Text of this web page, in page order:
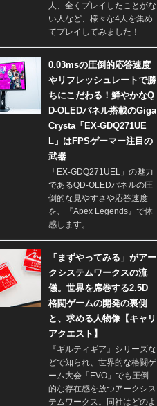
人、全くプレイしたことがな
い人など、様々な4人を集め
てプレイしてみました！
0.03msの圧倒的応答速度
やリフレッシュレートで勝
ちにこだわる！鮮やかなQ
D-OLEDパネル搭載のGiga
Crysta「EX-GDQ271UE
L」はFPSゲーマー注目の
武器
「EX-GDQ271UEL」の魅力
であるQD-OLEDパネルの圧
倒的な見やすさや応答速度
を、『Apex Legends』で体
感します。
「まずやってみる」がアー
クシステムワークスの流
儀。世界を席巻する2.5D
格闘ゲームの開発の裏側
と、求める人物像【キャリ
アクエスト】
『ギルティギア』シリーズな
どで知られ、世界的な格闘ゲ
ーム大会「EVO」でも圧倒
的な存在感を放つアークシス
テムワークス。同社はどのよ